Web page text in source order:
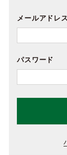
メールアドレス
パスワード